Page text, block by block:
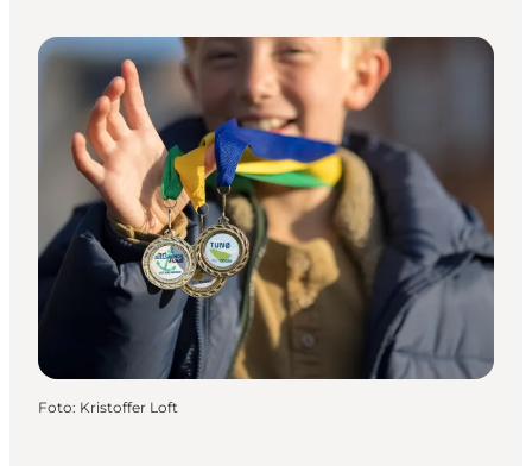
Foto: Kristoffer Loft